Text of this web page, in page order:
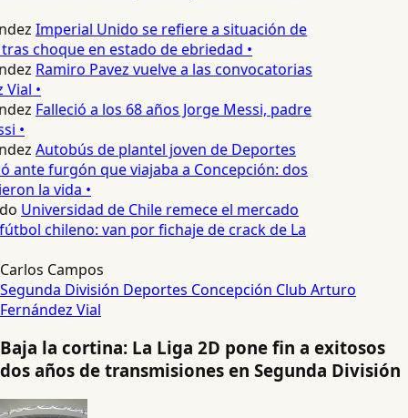
Imperial Unido se refiere a situación de
choque en estado de ebriedad •
Ramiro Pavez vuelve a las convocatorias
•
Falleció a los 68 años Jorge Messi, padre
•
Autobús de plantel joven de Deportes
ante furgón que viajaba a Concepción: dos
la vida •
Universidad de Chile remece el mercado
chileno: van por fichaje de crack de La
Carlos Campos
Segunda División Deportes Concepción Club Arturo
Fernández Vial
Baja la cortina: La Liga 2D pone fin a exitosos
dos años de transmisiones en Segunda División